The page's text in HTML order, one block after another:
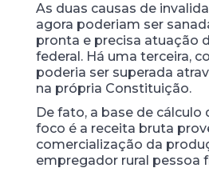
As duas causas de
agora poderiam ser
pronta e precisa atuação
federal. Há uma terceira,
poderia ser superada
na própria Constituição.
De fato, a base de
foco é a receita bruta
comercialização da
empregador rural pessoa